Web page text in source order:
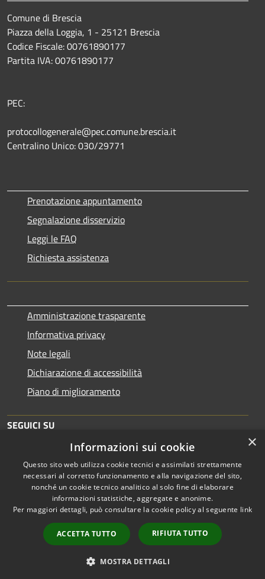
Comune di Brescia
Piazza della Loggia, 1 - 25121 Brescia
Codice Fiscale: 00761890177
Partita IVA: 00761890177
PEC:
protocollogenerale@pec.comune.brescia.it
Centralino Unico: 030/29771
Prenotazione appuntamento
Segnalazione disservizio
Leggi le FAQ
Richiesta assistenza
Amministrazione trasparente
Informativa privacy
Note legali
Dichiarazione di accessibilità
Piano di miglioramento
SEGUICI SU
RSS
Accessibilità
Copyright © 2026 • Comune di
Municipium•
Accesso
redazione
×
Informazioni sui cookie
Questo sito web utilizza cookie tecnici e assimilati strettamente
necessari al corretto funzionamento e alla navigazione del sito,
nonché un cookie tecnico analitico al solo fine di elaborare
informazioni statistiche, aggregate e anonime.
Per maggiori dettagli, può consultare la cookie policy al seguente link
ACCETTA TUTTO RIFIUTA TUTTO
MOSTRA DETTAGLI